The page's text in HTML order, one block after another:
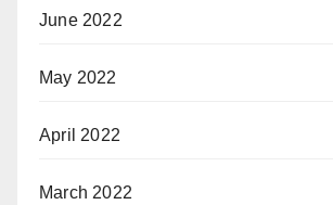
June 2022
May 2022
April 2022
March 2022